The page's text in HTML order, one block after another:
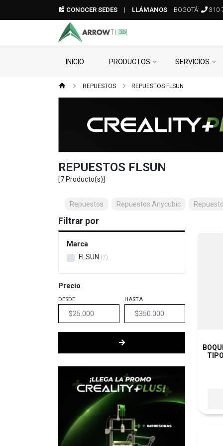
CONOCER SEDES | LLÁMANOS BOGOTÁ: 310
INICIO PRODUCTOS SERVICIOS
REPUESTOS REPUESTOS FLSUN
REPUESTOS FLSUN
[7 Producto(s)]
Repuestos Repuestos Anycubic
Filtrar por
Marca
FLSUN
7
Precio
DESDE HASTA